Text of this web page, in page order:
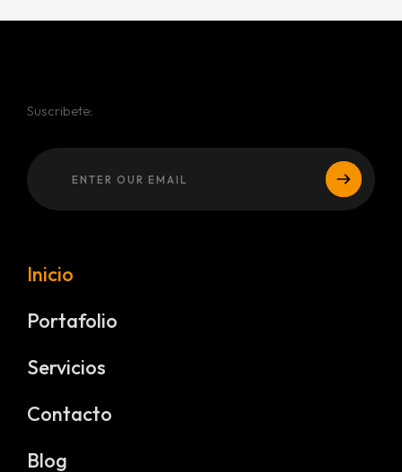
Suscribete:
Inicio
Portafolio
Servicios
Contacto
Blog